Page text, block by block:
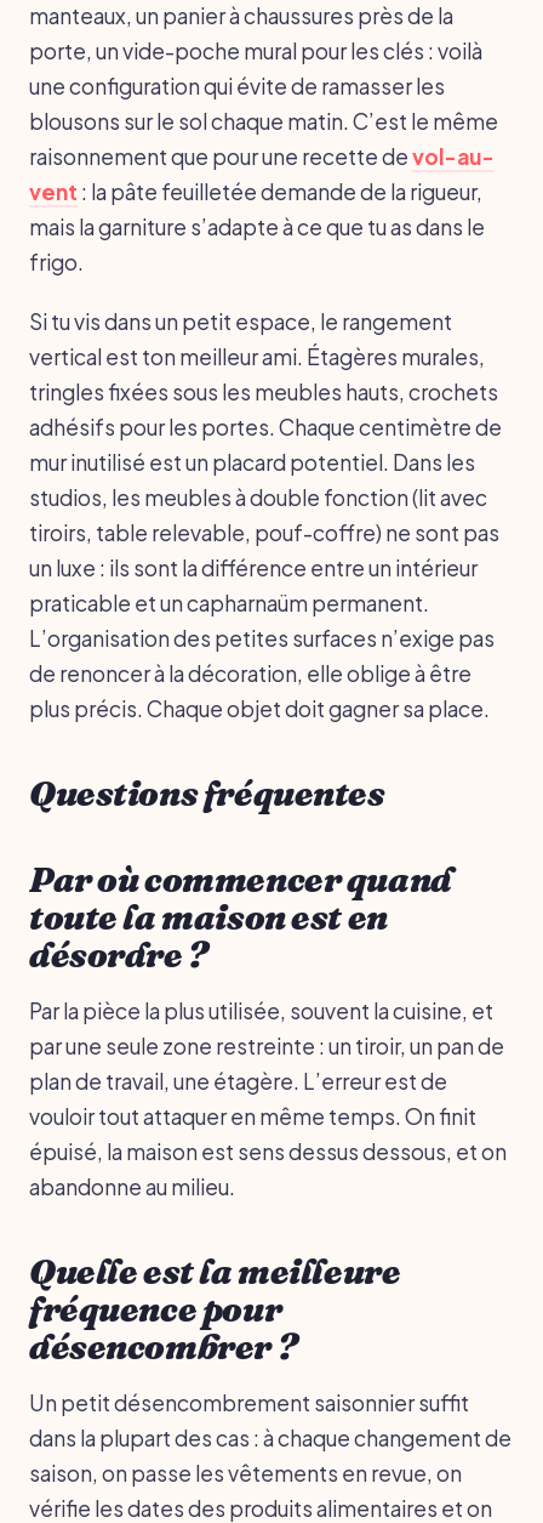
manteaux, un panier à chaussures près de la
porte, un vide-poche mural pour les clés : voilà
une configuration qui évite de ramasser les
blousons sur le sol chaque matin. C’est le même
raisonnement que pour une recette devol-au-
vent : la pâte feuilletée demande de la rigueur,
mais la garniture s’adapte à ce que tu as dans le
frigo.
Si tu vis dans un petit espace, le rangement
vertical est ton meilleur ami. Étagères murales,
tringles fixées sous les meubles hauts, crochets
adhésifs pour les portes. Chaque centimètre de
mur inutilisé est un placard potentiel. Dans les
studios, les meubles à double fonction (lit avec
tiroirs, table relevable, pouf-coffre) ne sont pas
un luxe : ils sont la différence entre un intérieur
praticable et un capharnaüm permanent.
L’organisation des petites surfaces n’exige pas
de renoncer à la décoration, elle oblige à être
plus précis. Chaque objet doit gagner sa place.
Questions fréquentes
Par où commencer quand
toute la maison est en
désordre ?
Par la pièce la plus utilisée, souvent la cuisine, et
par une seule zone restreinte : un tiroir, un pan de
plan de travail, une étagère. L’erreur est de
vouloir tout attaquer en même temps. On finit
épuisé, la maison est sens dessus dessous, et on
abandonne au milieu.
Quelle est la meilleure
fréquence pour
désencombrer ?
Un petit désencombrement saisonnier suffit
dans la plupart des cas : à chaque changement de
saison, on passe les vêtements en revue, on
vérifie les dates des produits alimentaires et on